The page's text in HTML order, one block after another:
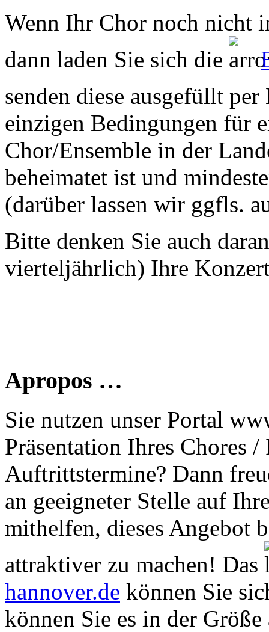
Wenn Ihr Chor noch nicht
dann laden Sie sich die
senden diese ausgefüllt
einzigen Bedingungen für
Chor/Ensemble in der
beheimatet ist und
(darüber lassen wir ggfls.
Bitte denken Sie auch
vierteljährlich) Ihre
Apropos …
Sie nutzen unser Portal
Präsentation Ihres Chores
Auftrittstermine? Dann
an geeigneter Stelle auf
mithelfen, dieses Angebot
attraktiver zu machen! Das
hannover.de können Sie
können Sie es in der